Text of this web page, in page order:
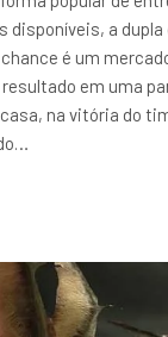
a
é um
em uma
na vitória do